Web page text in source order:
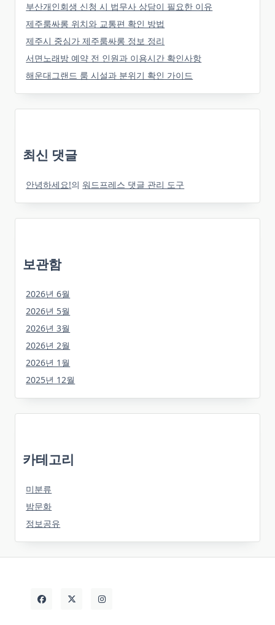
부산개인회생 신청 시 법무사 상담이 필요한 이유
제주룸싸롱 위치와 교통편 확인 방법
제주시 중심가 제주룸싸롱 정보 정리
서면노래방 예약 전 인원과 이용시간 확인사항
해운대그랜드 룸 시설과 분위기 확인 가이드
최신 댓글
안녕하세요!의워드프레스 댓글 관리 도구
보관함
2026년 6월
2026년 5월
2026년 3월
2026년 2월
2026년 1월
2025년 12월
카테고리
미분류
밤문화
정보공유